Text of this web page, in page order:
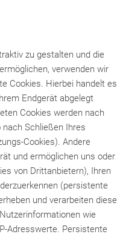
zu gestalten und die
verwenden wir
Cookies. Hierbei handelt es
Endgerät abgelegt
Cookies werden nach
Schließen Ihres
Cookies). Andere
und ermöglichen uns oder
von Drittanbietern), Ihren
(persistente
und verarbeiten diese
wie
Adresswerte. Persistente